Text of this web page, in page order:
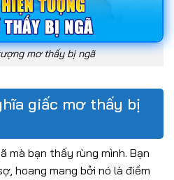
mơ thấy bị ngã
giấc mơ thấy bị
mà bạn thấy rùng mình. Bạn
hoang mang bởi nó là điềm